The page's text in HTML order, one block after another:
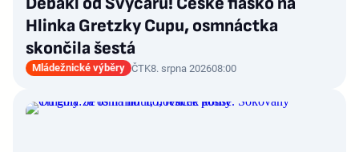
Hlinka Gretzky Cupu, osmnáctka
skončila šestá
Mládežnické výběry ČTK8. srpna 202608:00